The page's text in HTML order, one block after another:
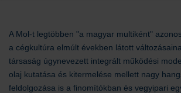
A Mol-t legtöbben "a magyar multiként"
a cégkultúra elmúlt években látott
társaság úgynevezett integrált működési
olaj kutatása és kitermelése mellett nagy
feldolgozása is a finomítókban és vegyipari